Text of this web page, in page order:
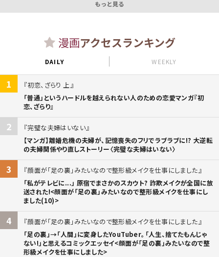
もっと見る
漫画アクセスランキング
DAILY WEEKLY
1
初恋、ざらり 上
「普通」というハードルを越えられない人のための恋愛マンガ『初
恋、ざらり』
2
完璧な夫婦はいない
【マンガ】離婚危機の夫婦が、記憶喪失のフリでラブラブに!? 大逆転
の夫婦関係やり直しストーリー〈完璧な夫婦はいない〉
3
顔面が「足の裏」みたいなので整形級メイクを仕事にしました
「私がテレビに...」 原宿でまさかのスカウト? 詐欺メイクが全国に放
送された!<顔面が「足の裏」みたいなので整形級メイクを仕事にし
ました(10)>
4
顔面が「足の裏」みたいなので整形級メイクを仕事にしました
「足の裏」→「人間」に変身したYouTuber。「人生、捨てたもんじゃ
ない!」と思えるコミックエッセイ<顔面が「足の裏」みたいなので整
形級メイクを仕事にしました>